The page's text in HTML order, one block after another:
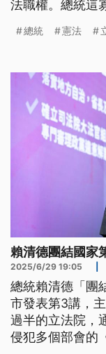
法職權。總統這
總統 憲法
賴清德團結國家
2025/6/29 19:05
總統賴清德「團
市發表第3講，
過半的立法院，
侵犯多個部會的